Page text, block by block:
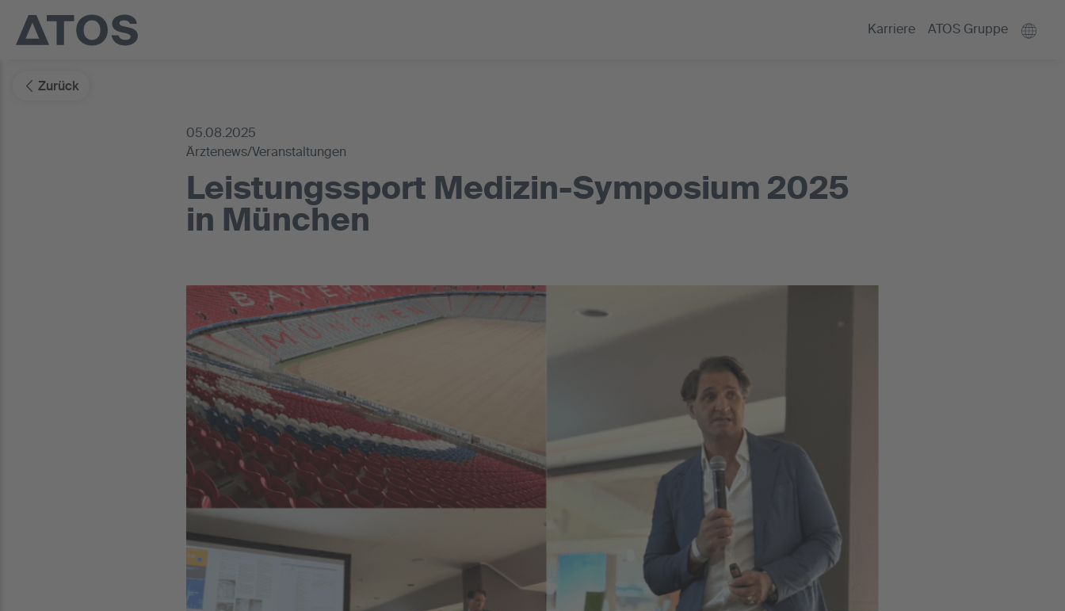
Karriere ATOS Gruppe
Zurück
05.08.2025
Ärztenews/Veranstaltungen
Leistungssport Medizin-Symposium 2025
in München